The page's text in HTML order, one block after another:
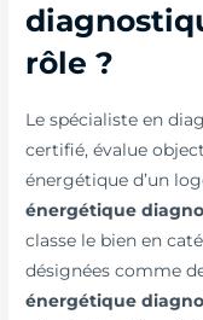
rôle ?
Le spécialiste en
certifié, évalue
énergétique d’un
énergétique
classe le bien en
désignées comme
énergétique